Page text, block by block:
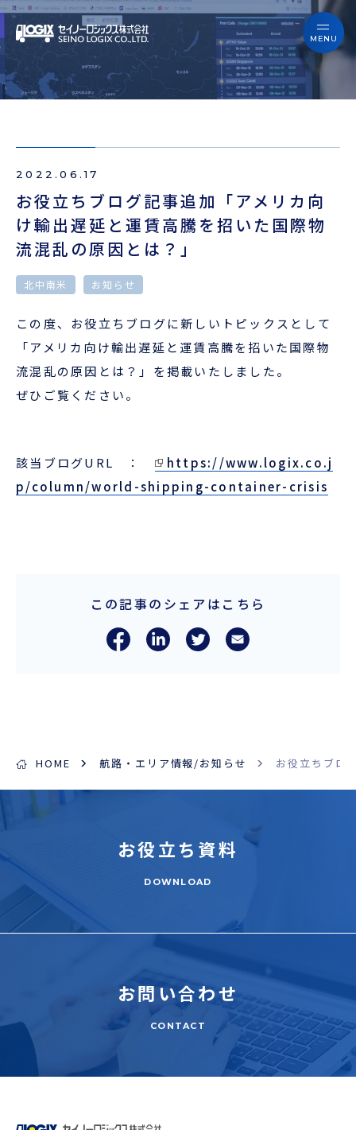
会員ログイン
本船スケジュール
セイノーロジックスを知る
サービス
お役立ちブログ
よくあるご質問
ニュース
企業情報
セイノーロジックスを知る
事例
お役立ちブログ
ニュース
採用情報
本船スケジュール
お問い合わせ
ENGLISH
2022.06.17
お役立ちブログ記事追加「アメリカ向
け輸出遅延と運賃高騰を招いた国際物
流混乱の原因とは？」
北中南米 お知らせ
この度、お役立ちブログに新しいトピックスとして
「アメリカ向け輸出遅延と運賃高騰を招いた国際物
流混乱の原因とは？」を掲載いたしました。
ぜひご覧ください。
該当ブログURL ：
https://www.logix.co.j
p/column/world-shipping-container-crisis
この記事のシェアはこちら
HOME 航路・エリア情報/お知らせ お役立ちブロ
お役立ち 資料
DOWNLOAD
お問い合わせ
CONTACT